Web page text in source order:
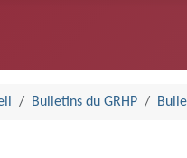
Bulletins du GRHP